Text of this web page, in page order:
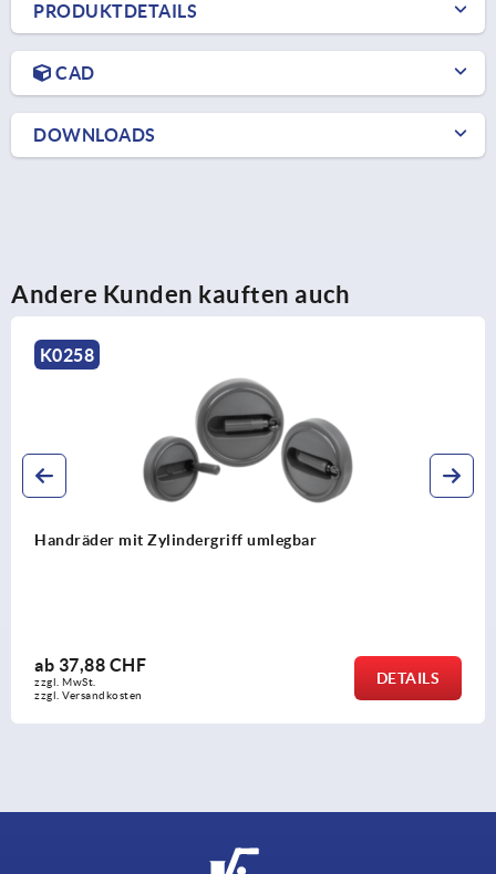
PRODUKTDETAILS
CAD
DOWNLOADS
Andere Kunden kauften auch
Handräder aus Stahlblech
ab
zzgl. Versandkosten